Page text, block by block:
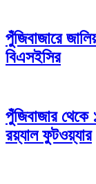
পুঁজিবাজারে
বিএসইসির
পুঁজিবাজার
রয়্যাল ফুটওয়্যার